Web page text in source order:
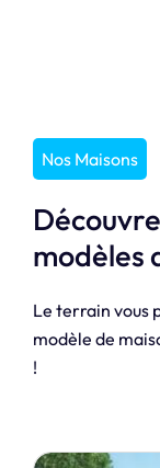
Nos Maisons
modèles
Le terrain vous
modèle de
!